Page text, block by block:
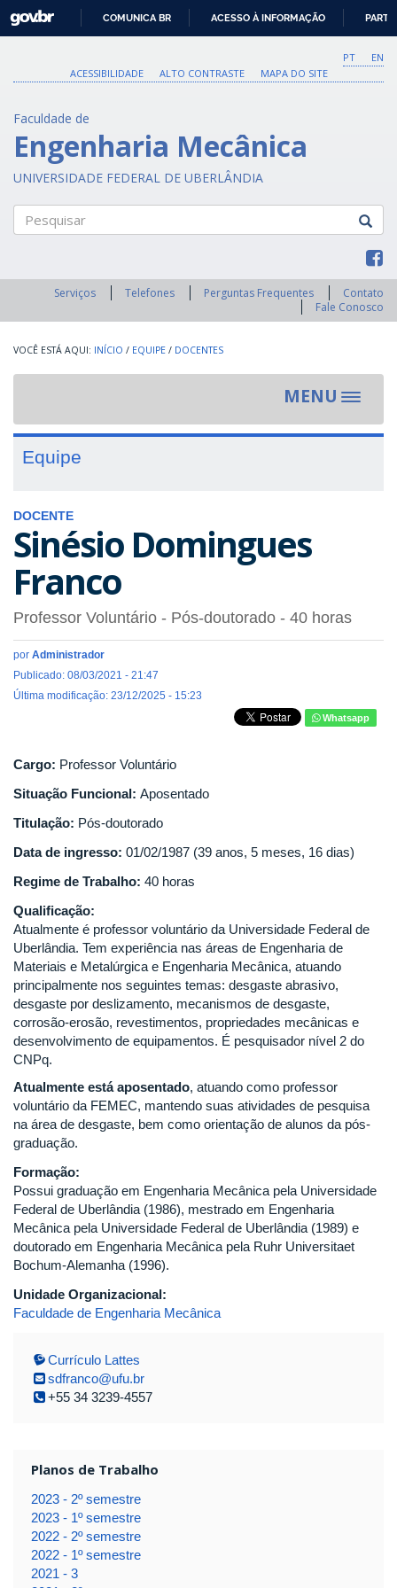
O
CONTEÚDO
GOVBR
COMUNICA BR ACESSO À INFORMAÇÃO
PT
EN
ACESSIBILIDADE
ALTO CONTRASTE MAPA DO SITE
Faculdade de
Engenharia Mecânica
UNIVERSIDADE FEDERAL DE UBERLÂNDIA
Serviços Telefones Perguntas Frequentes
Contato
Fale Conosco
INÍCIO / EQUIPE / DOCENTES
MENU
Toggle
Equipe
DOCENTE
Sinésio Domingues
Franco
Professor Voluntário - Pós-doutorado - 40 horas
por Administrador
Publicado: 08/03/2021 - 21:47
Última modificação: 23/12/2025 - 15:23
Whatsapp
Cargo: Professor Voluntário
Situação Funcional: Aposentado
Titulação: Pós-doutorado
Data de ingresso: 01/02/1987 (39 anos, 5 meses, 16 dias)
Regime de Trabalho: 40 horas
Qualificação:
Atualmente é professor voluntário da Universidade Federal de
Uberlândia. Tem experiência nas áreas de Engenharia de
Materiais e Metalúrgica e Engenharia Mecânica, atuando
principalmente nos seguintes temas: desgaste abrasivo,
desgaste por deslizamento, mecanismos de desgaste,
corrosão-erosão, revestimentos, propriedades mecânicas e
desenvolvimento de equipamentos. É pesquisador nível 2 do
CNPq.
Atualmente está aposentado, atuando como professor
voluntário da FEMEC, mantendo suas atividades de pesquisa
na área de desgaste, bem como orientação de alunos da pós-
graduação.
Formação:
Possui graduação em Engenharia Mecânica pela Universidade
Federal de Uberlândia (1986), mestrado em Engenharia
Mecânica pela Universidade Federal de Uberlândia (1989) e
doutorado em Engenharia Mecânica pela Ruhr Universitaet
Bochum-Alemanha (1996).
Unidade Organizacional:
Faculdade de Engenharia Mecânica
Currículo Lattes
sdfranco@ufu.br
+55 34 3239-4557
Planos de Trabalho
2023 - 2º semestre
2023 - 1º semestre
2022 - 2º semestre
2022 - 1º semestre
2021 - 3